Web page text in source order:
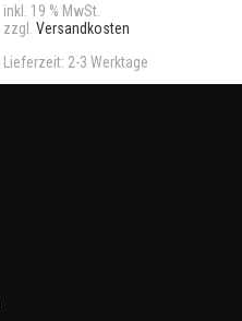
inkl. 19 % MwSt.
zzgl. Versandkosten
Lieferzeit: 2-3 Werktage